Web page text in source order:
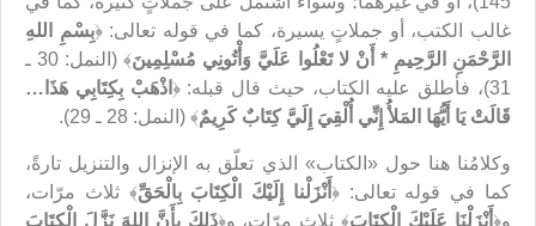
غالب الكتب، أو جملاتٍ يسيرة، كما في قوله تعالى: ﴿بِسْمِ اللهِ
الرَّحْمَنِ الرَّحِيمِ * أَنْ لا تَعْلُوا عَلَيَّ وَأْتُونِي‏ مُسْلِمِينَ
﴾ (النمل: 30 ـ
31)، فأطلق عليه الكتاب، حيث قال قبله: ﴿
اذْهَبْ بِكِتَابِي‏ هَذَا…
قَالَتْ يَا أَيُّهَا المَلأُ إِنِّي أُلْقِيَ إِلَيَّ كِتَابٌ كَرِيمٌ﴾ (النمل: 28 ـ 29).
وكلامُنا هنا حول «الكتاب» الذي تعلّق به الإنزال والتنزيل تارةً،
كما في قوله تعالى: ﴿أَنْزَلْنا إِلَيْكَ الْكِتَابَ بِالْحَقِّ﴾ ثلاث مرّات،
و﴿أَنْزَلْنَا عَلَيْكَ الْكِتَابَ﴾ ثلاث مرّات، و﴿ذَلِكَ بِأَنَّ اللهَ نَزَّلَ الْكِتَابَ